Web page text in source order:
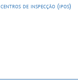
centros de inspecção (ipos)